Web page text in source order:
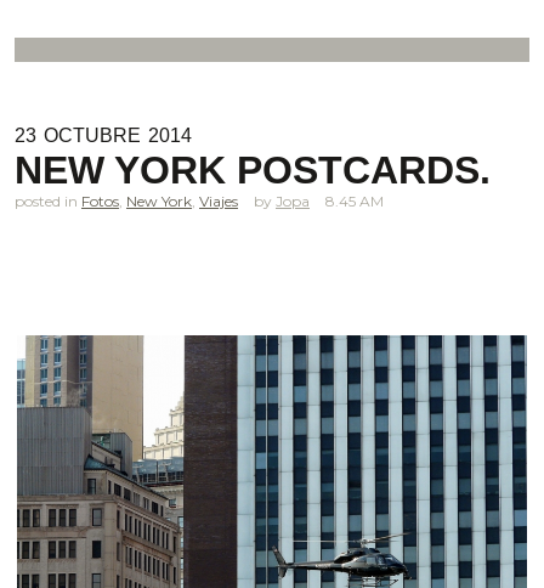
23 OCTUBRE 2014
NEW YORK POSTCARDS.
posted in Fotos New York Viajes Jopa 8.45 AM